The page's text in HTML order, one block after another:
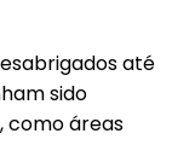
até
sido
como áreas